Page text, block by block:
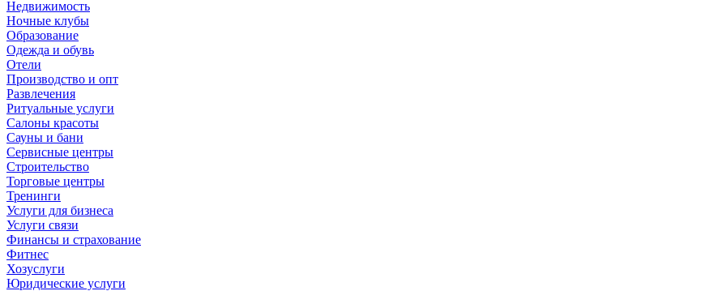
Недвижимость
Ночные клубы
Образование
Одежда и обувь
Отели
Производство и опт
Развлечения
Ритуальные услуги
Салоны красоты
Сауны и бани
Сервисные центры
Строительство
Торговые центры
Тренинги
Услуги для бизнеса
Услуги связи
Финансы и страхование
Фитнес
Хозуслуги
Юридические услуги